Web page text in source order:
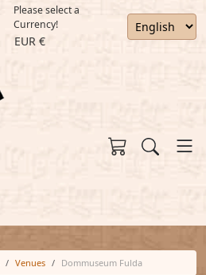
Please select a
Currency!
EUR €
Venues Dommuseum Fulda